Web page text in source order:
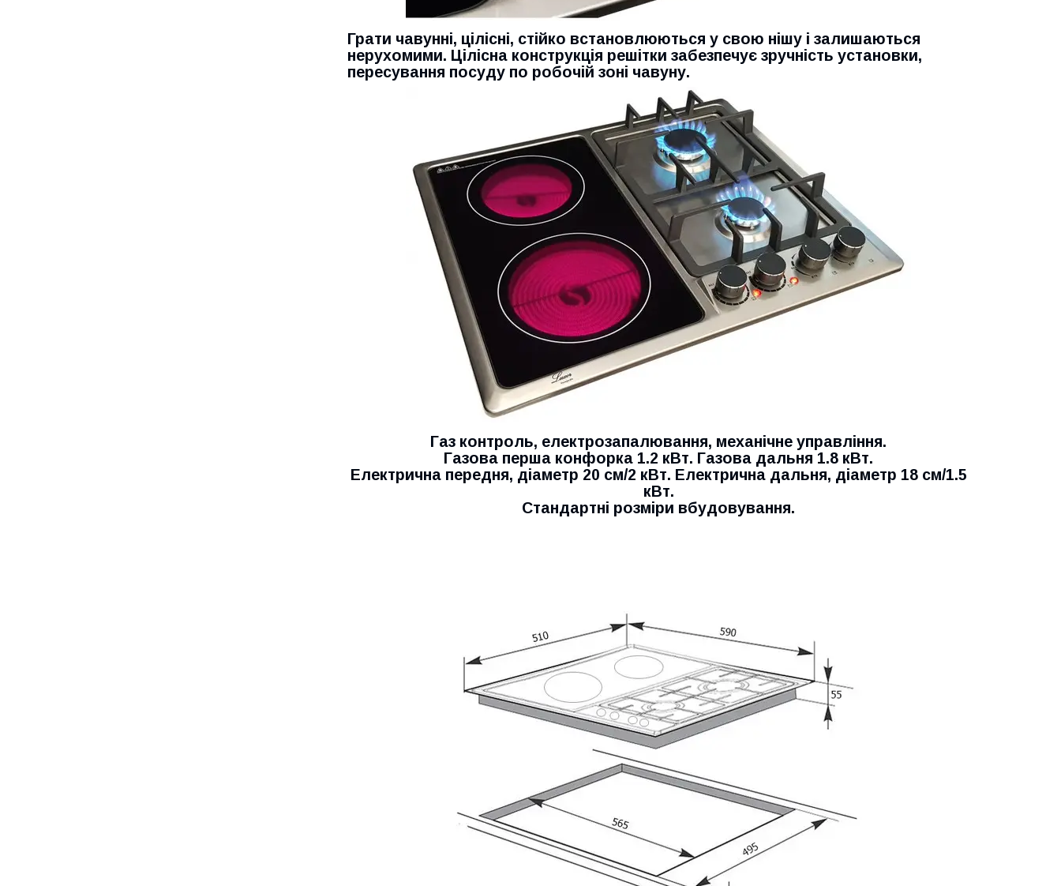
Грати чавунні, цілісні, стійко встановлюються у свою нішу і залишаються
нерухомими. Цілісна конструкція решітки забезпечує зручність установки,
пересування посуду по робочій зоні чавуну.
Газ контроль, електрозапалювання, механічне управління.
Газова перша конфорка 1.2 кВт. Газова дальня 1.8 кВт.
Електрична передня, діаметр 20 см/2 кВт. Електрична дальня, діаметр 18 см/1.5
кВт.
Стандартні розміри вбудовування.